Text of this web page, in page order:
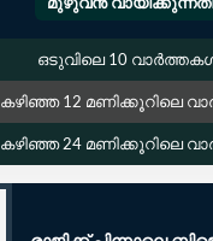
ഒടുവിലെ 10
കഴിഞ്ഞ 12 മണിക്കൂറിലെ
കഴിഞ്ഞ 24 മണിക്കൂറിലെ